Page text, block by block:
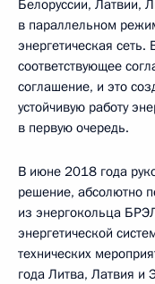
Белоруссии, Латвии,
в параллельном
энергетическая
соответствующее
соглашение, и это
устойчивую работу
в первую очередь.
В июне 2018 года
решение, абсолютно
из энергокольца
энергетической
технических
года Литва, Латвия и